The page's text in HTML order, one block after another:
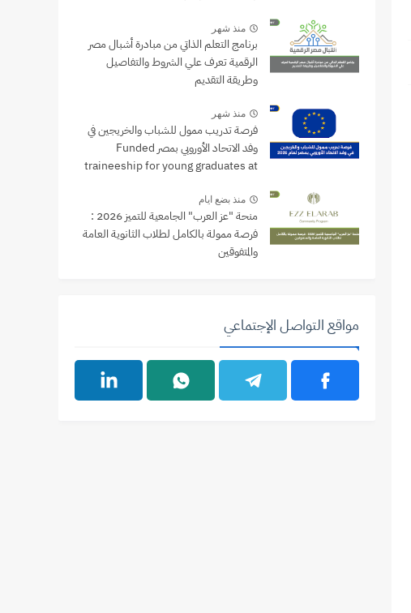
منذ شهر
برنامج التعلم الذاتي من مبادرة أشبال مصر
الرقمية تعرف علي الشروط والتفاصيل
وطريقة التقديم
منذ شهر
فرصة تدريب ممول للشباب والخريجين في
وفد الاتحاد الأوروبي بمصر Funded
traineeship for young graduates at
منذ بضع ايام
منحة "عز العرب" الجامعية للتميز 2026 :
فرصة ممولة بالكامل لطلاب الثانوية العامة
والمتفوقين
مواقع التواصل الإجتماعي